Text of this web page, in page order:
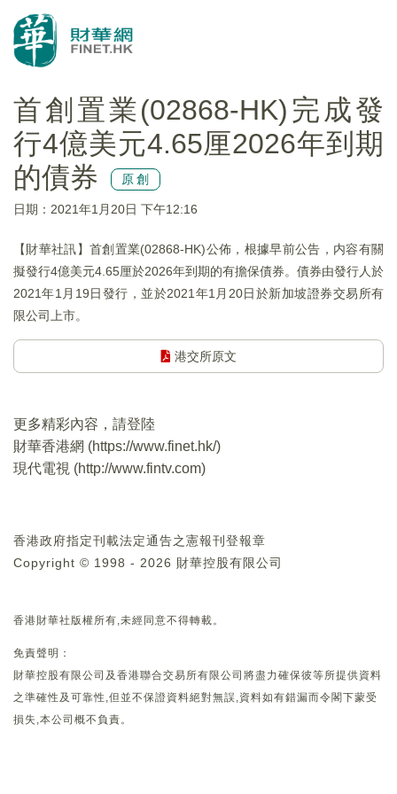
首創置業(02868-HK)完成發
行4億美元4.65厘2026年到期
的債券
原創
日期：2021年1月20日 下午12:16
【財華社訊】首創置業(02868-HK)公佈，根據早前公告，内容有關
擬發行4億美元4.65厘於2026年到期的有擔保債券。債券由發行人於
2021年1月19日發行，並於2021年1月20日於新加坡證券交易所有
限公司上市。
港交所原文
更多精彩內容，請登陸
財華香港網 (https://www.finet.hk/)
現代電視 (http://www.fintv.com)
香港政府指定刊載法定通告之憲報刊登報章
Copyright © 1998 - 2026 財華控股有限公司
香港財華社版權所有,未經同意不得轉載。
免責聲明：
財華控股有限公司及香港聯合交易所有限公司將盡力確保彼等所提供資料
之準確性及可靠性,但並不保證資料絕對無誤,資料如有錯漏而令閣下蒙受
損失,本公司概不負責。